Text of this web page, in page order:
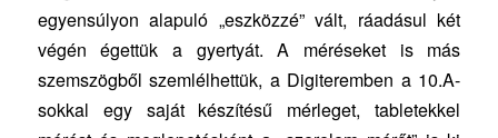
egyensúlyon alapuló „eszközzé” vált, ráadásul két
végén égettük a gyertyát. A méréseket is más
szemszögből szemlélhettük, a Digiteremben a 10.A-
sokkal egy saját készítésű mérleget, tabletekkel